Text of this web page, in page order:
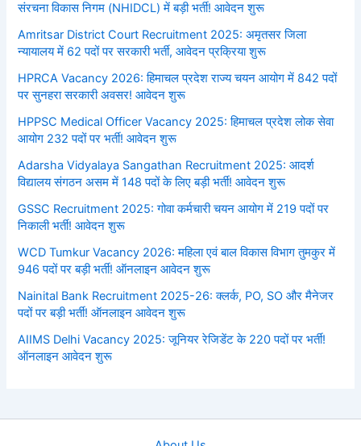
संरचना विकास निगम (NHIDCL) में बड़ी भर्ती! आवेदन शुरू
Amritsar District Court Recruitment 2025: अमृतसर जिला
न्यायालय में 62 पदों पर सरकारी भर्ती, आवेदन प्रक्रिया शुरू
HPRCA Vacancy 2026: हिमाचल प्रदेश राज्य चयन आयोग में 842 पदों
पर सुनहरा सरकारी अवसर! आवेदन शुरू
HPPSC Medical Officer Vacancy 2025: हिमाचल प्रदेश लोक सेवा
आयोग 232 पदों पर भर्ती! आवेदन शुरू
Adarsha Vidyalaya Sangathan Recruitment 2025: आदर्श
विद्यालय संगठन असम में 148 पदों के लिए बड़ी भर्ती! आवेदन शुरू
GSSC Recruitment 2025: गोवा कर्मचारी चयन आयोग में 219 पदों पर
निकाली भर्ती! आवेदन शुरू
WCD Tumkur Vacancy 2026: महिला एवं बाल विकास विभाग तुमकुर में
946 पदों पर बड़ी भर्ती! ऑनलाइन आवेदन शुरू
Nainital Bank Recruitment 2025-26: क्लर्क, PO, SO और मैनेजर
पदों पर बड़ी भर्ती! ऑनलाइन आवेदन शुरू
AIIMS Delhi Vacancy 2025: जूनियर रेजिडेंट के 220 पदों पर भर्ती!
ऑनलाइन आवेदन शुरू